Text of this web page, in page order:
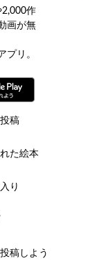
2,000作
画が無
プリ。
稿
た絵本
り
稿しよう